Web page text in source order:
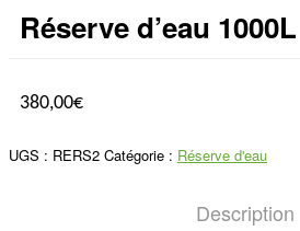
Réserve d’eau 1000L
380,00€
UGS : RERS2 Catégorie : Réserve d'eau
Description